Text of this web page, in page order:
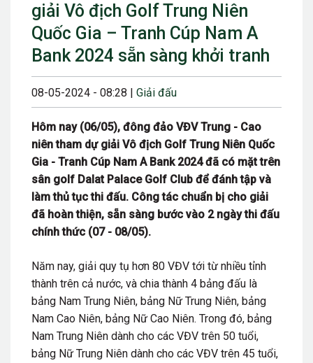
giải Vô địch Golf Trung Niên
Quốc Gia – Tranh Cúp Nam A
Bank 2024 sẵn sàng khởi tranh
08-05-2024 - 08:28 | Giải đấu
Hôm nay (06/05), đông đảo VĐV Trung - Cao
niên tham dự giải Vô địch Golf Trung Niên Quốc
Gia - Tranh Cúp Nam A Bank 2024 đã có mặt trên
sân golf Dalat Palace Golf Club để đánh tập và
làm thủ tục thi đấu. Công tác chuẩn bị cho giải
đã hoàn thiện, sẵn sàng bước vào 2 ngày thi đấu
chính thức (07 - 08/05).
Năm nay, giải quy tụ hơn 80 VĐV tới từ nhiều tỉnh
thành trên cả nước, và chia thành 4 bảng đấu là
bảng Nam Trung Niên, bảng Nữ Trung Niên, bảng
Nam Cao Niên, bảng Nữ Cao Niên. Trong đó, bảng
Nam Trung Niên dành cho các VĐV trên 50 tuổi,
bảng Nữ Trung Niên dành cho các VĐV trên 45 tuổi,